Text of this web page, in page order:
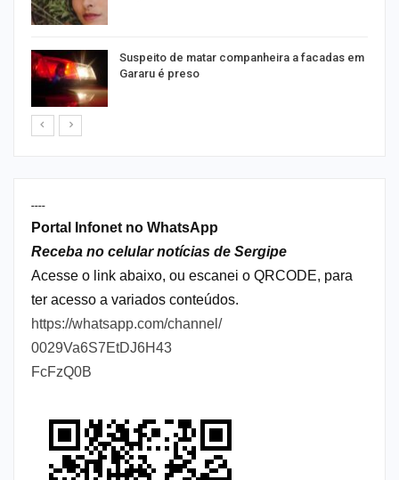
Suspeito de matar companheira a facadas em
Gararu é preso
----
Portal Infonet no WhatsApp
Receba no celular notícias de Sergipe
Acesse o link abaixo, ou escanei o QRCODE, para
ter acesso a variados conteúdos.
https://whatsapp.com/channel/
0029Va6S7EtDJ6H43
FcFzQ0B